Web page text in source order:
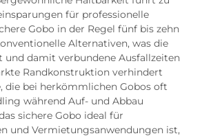
für professionelle
Gobo in der Regel fünf bis zehn
Alternativen, was die
und damit verbundene Ausfallzeiten
Randkonstruktion verhindert
die bei herkömmlichen Gobos oft
während Auf- und Abbau
sichere Gobo ideal für
und Vermietungsanwendungen ist,